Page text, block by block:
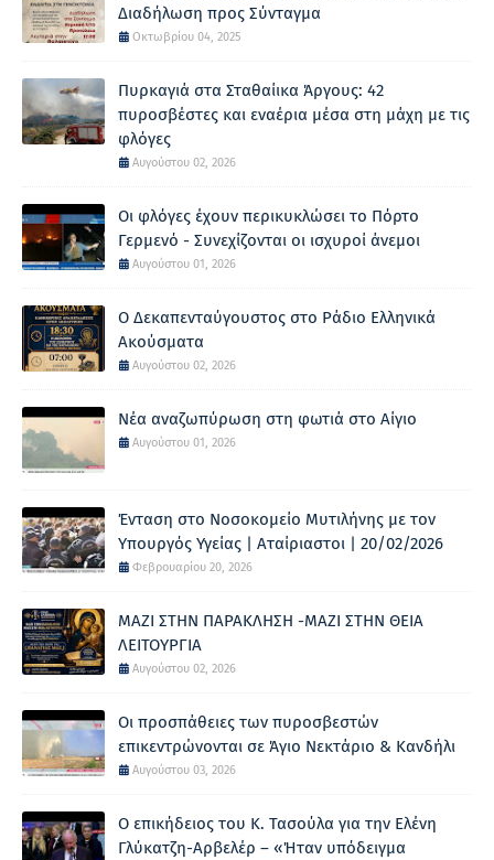
Διαδήλωση προς Σύνταγμα
Οκτωβρίου 04, 2025
Πυρκαγιά στα Σταθαίικα Άργους: 42
πυροσβέστες και εναέρια μέσα στη μάχη με τις
φλόγες
Αυγούστου 02, 2026
Οι φλόγες έχουν περικυκλώσει το Πόρτο
Γερμενό - Συνεχίζονται οι ισχυροί άνεμοι
Αυγούστου 01, 2026
Ο Δεκαπενταύγουστος στο Ράδιο Ελληνικά
Ακούσματα
Αυγούστου 02, 2026
Νέα αναζωπύρωση στη φωτιά στο Αίγιο
Αυγούστου 01, 2026
Ένταση στο Νοσοκομείο Μυτιλήνης με τον
Υπουργός Υγείας | Αταίριαστοι | 20/02/2026
Φεβρουαρίου 20, 2026
ΜΑΖΙ ΣΤΗΝ ΠΑΡΑΚΛΗΣΗ -ΜΑΖΙ ΣΤΗΝ ΘΕΙΑ
ΛΕΙΤΟΥΡΓΙΑ
Αυγούστου 02, 2026
Οι προσπάθειες των πυροσβεστών
επικεντρώνονται σε Άγιο Νεκτάριο & Κανδήλι
Αυγούστου 03, 2026
Ο επικήδειος του Κ. Τασούλα για την Ελένη
Γλύκατζη-Αρβελέρ – «Ήταν υπόδειγμα